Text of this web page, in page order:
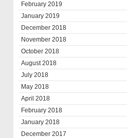
February 2019
January 2019
December 2018
November 2018
October 2018
August 2018
July 2018
May 2018
April 2018
February 2018
January 2018
December 2017